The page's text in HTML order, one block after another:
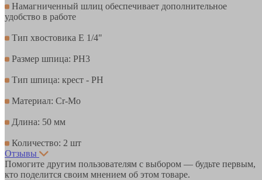
Hамагниченный шлиц обеспечивает дополнительное
удобство в работе
Тип хвостовика Е 1/4"
Размер шпица: PH3
Тип шпица: крест - PH
Материал: Cr-Mo
Длина: 50 мм
Количество: 2 шт
Отзывы
Помогите другим пользователям с выбором — будьте первым,
кто поделится своим мнением об этом товаре.